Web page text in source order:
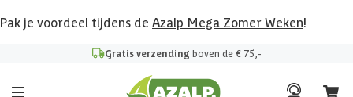
Pak je voordeel tijdens de Azalp Mega Zomer Weken!
Gratis verzending boven de € 75,-